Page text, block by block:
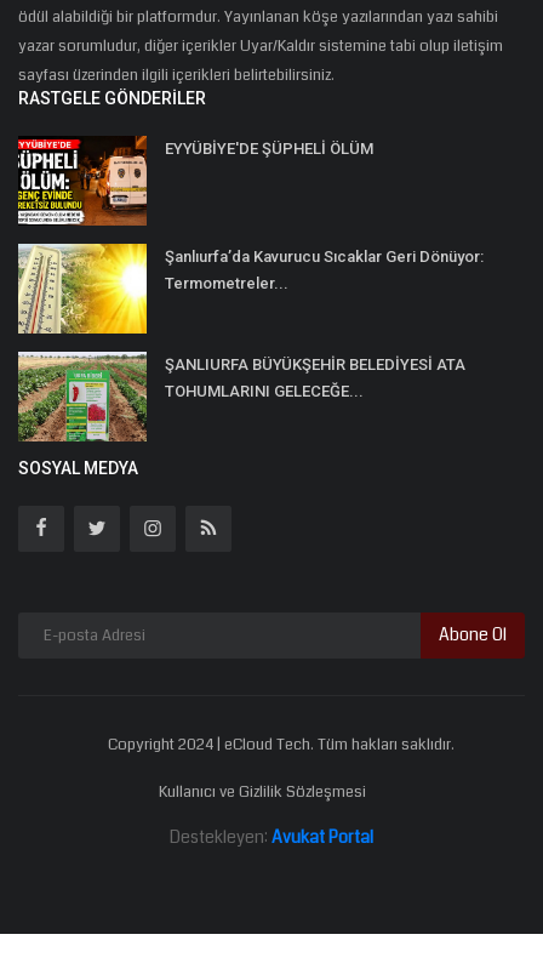
ödül alabildiği bir platformdur. Yayınlanan köşe yazılarından yazı sahibi
yazar sorumludur, diğer içerikler Uyar/Kaldır sistemine tabi olup iletişim
sayfası üzerinden ilgili içerikleri belirtebilirsiniz.
RASTGELE GÖNDERILER
EYYÜBİYE'DE ŞÜPHELİ ÖLÜM
Şanlıurfa’da Kavurucu Sıcaklar Geri Dönüyor:
Termometreler...
ŞANLIURFA BÜYÜKŞEHİR BELEDİYESİ ATA
TOHUMLARINI GELECEĞE...
SOSYAL MEDYA
Abone Ol
Copyright 2024 | eCloud Tech. Tüm hakları saklıdır.
Kullanıcı ve Gizlilik Sözleşmesi
Destekleyen: Avukat Portal